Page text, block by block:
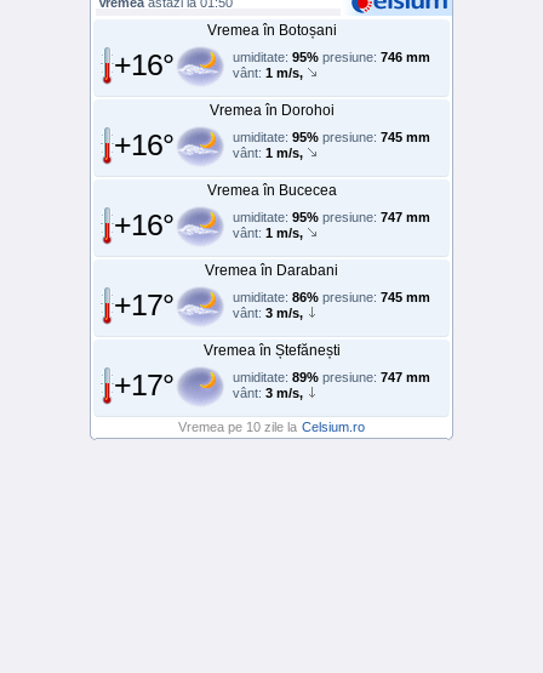
Vremea în Botoșani
+16° umiditate: 95% presiune: 746 mm
vânt: 1 m/s,
Vremea în Dorohoi
+16° umiditate: 95% presiune: 745 mm
vânt: 1 m/s,
Vremea în Bucecea
+16° umiditate: 95% presiune: 747 mm
vânt: 1 m/s,
Vremea în Darabani
+17° umiditate: 86% presiune: 745 mm
vânt: 3 m/s,
Vremea în Ștefănești
+17° umiditate: 89% presiune: 747 mm
vânt: 3 m/s,
Vremea pe 10 zile la Celsium.ro